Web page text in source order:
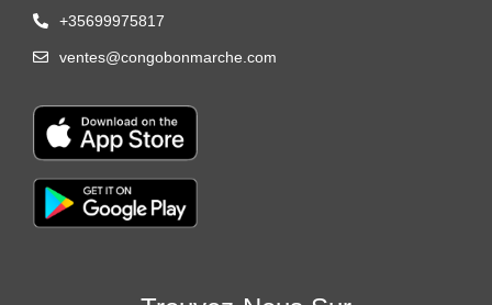
+35699975817
ventes@congobonmarche.com